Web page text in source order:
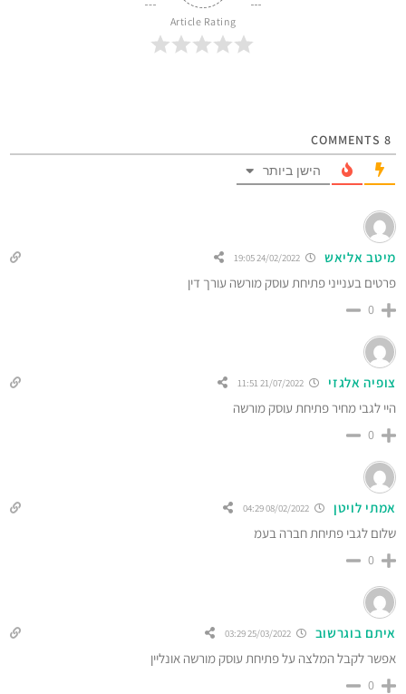
Article Rating
8
הישן ביותר
מיטב אליאש
פרטים בענייני פתיחת עוסק מורשה עורך דין
0
צופיה אלגזי
היי לגבי מחיר פתיחת עוסק מורשה
0
אמתי לויטן
שלום לגבי פתיחת חברה בעמ
0
איתם בוגרשוב 25/03/2022 03:29
אפשר לקבל המלצה על פתיחת עוסק מורשה אונליין
0